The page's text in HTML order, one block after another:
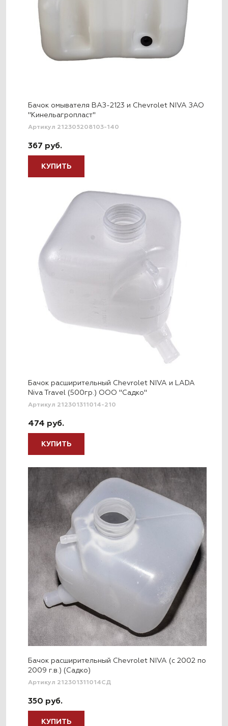
Бачок омывателя ВАЗ-2123 и Chevrolet NIVA ЗАО
"Кинельагропласт"
Артикул 212305208103-140
367 руб.
КУПИТЬ
Бачок расширительный Chevrolet NIVA и LADA
Niva Travel (500гр.) ООО "Садко"
Артикул 212301311014-210
474 руб.
КУПИТЬ
Бачок расширительный Chevrolet NIVA (с 2002 по
2009 г.в.) (Садко)
Артикул 212301311014СД
350 руб.
КУПИТЬ